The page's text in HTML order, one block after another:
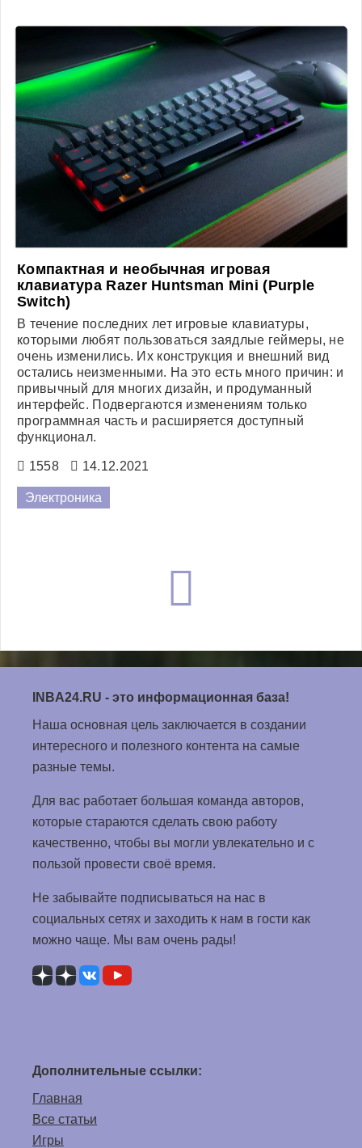
Компактная и необычная игровая
клавиатура Razer Huntsman Mini (Purple
Switch)
В течение последних лет игровые клавиатуры,
которыми любят пользоваться заядлые геймеры, не
очень изменились. Их конструкция и внешний вид
остались неизменными. На это есть много причин: и
привычный для многих дизайн, и продуманный
интерфейс. Подвергаются изменениям только
программная часть и расширяется доступный
функционал.
1558 14.12.2021
Электроника
INBA24.RU - это информационная база!
Наша основная цель заключается в создании
интересного и полезного контента на самые
разные темы.
Для вас работает большая команда авторов,
которые стараются сделать свою работу
качественно, чтобы вы могли увлекательно и с
пользой провести своё время.
Не забывайте подписываться на нас в
социальных сетях и заходить к нам в гости как
можно чаще. Мы вам очень рады!
Дополнительные ссылки:
Главная
Все статьи
Игры